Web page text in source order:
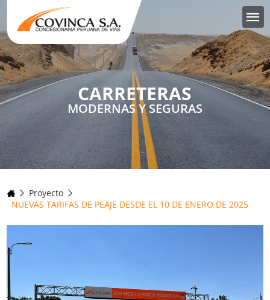
CARRETERAS
MODERNAS Y SEGURAS
Proyecto
NUEVAS TARIFAS DE PEAJE DESDE EL 10 DE ENERO DE 2025